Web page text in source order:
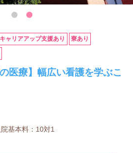
キャリアアップ支援あり 寮あり
医療】幅広い看護を学ぶこ
基本料：10対1